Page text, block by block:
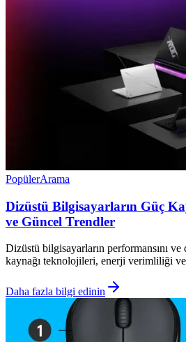
PopülerArama
Dizüstü Bilgisayarların Güç
ve Güncel Trendler
Dizüstü bilgisayarların performansını ve
kaynağı teknolojileri, enerji verimliliği
Daha fazla bilgi edinin